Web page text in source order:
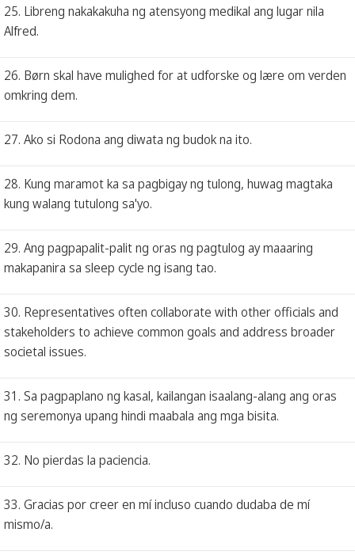
25. Libreng nakakakuha ng atensyong medikal ang lugar nila
Alfred.
26. Børn skal have mulighed for at udforske og lære om verden
omkring dem.
27. Ako si Rodona ang diwata ng budok na ito.
28. Kung maramot ka sa pagbigay ng tulong, huwag magtaka
kung walang tutulong sa'yo.
29. Ang pagpapalit-palit ng oras ng pagtulog ay maaaring
makapanira sa sleep cycle ng isang tao.
30. Representatives often collaborate with other officials and
stakeholders to achieve common goals and address broader
societal issues.
31. Sa pagpaplano ng kasal, kailangan isaalang-alang ang oras
ng seremonya upang hindi maabala ang mga bisita.
32. No pierdas la paciencia.
33. Gracias por creer en mí incluso cuando dudaba de mí
mismo/a.